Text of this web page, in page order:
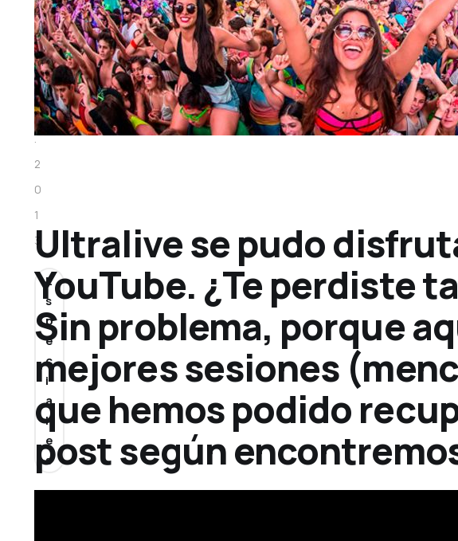
Ultralive se pudo
YouTube. ¿Te perdiste
Sin problema, porque
mejores sesiones
que hemos podido
post según
2
9
m
a
r
.
2
0
1
3
E
s
p
e
c
i
a
l
e
s